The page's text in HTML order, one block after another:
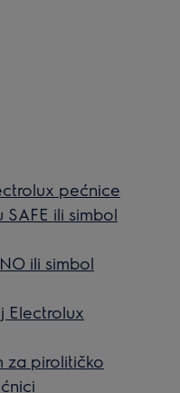
pećnice
ili simbol
ili simbol
Electrolux
za pirolitičko